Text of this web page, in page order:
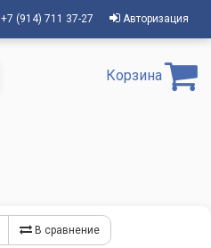
+7 (914) 711 37-27 Авторизация
Корзина
В сравнение